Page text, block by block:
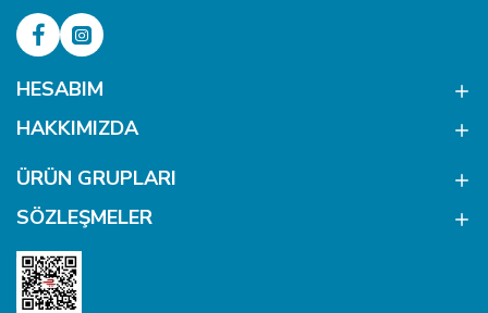
HESABIM
HAKKIMIZDA
ÜRÜN GRUPLARI
SÖZLEŞMELER